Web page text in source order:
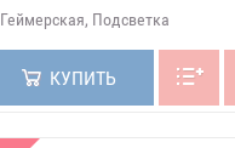
Геймерская, Подсветка
КУПИТЬ